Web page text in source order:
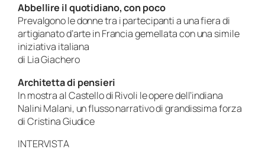
Abbellire il quotidiano, con poco
Prevalgono le donne tra i partecipanti a una fiera di
artigianato d’arte in Francia gemellata con una simile
iniziativa italiana
di Lia Giachero
Architetta di pensieri
In mostra al Castello di Rivoli le opere dell’indiana
Nalini Malani, un flusso narrativo di grandissima forza
di Cristina Giudice
INTERVISTA